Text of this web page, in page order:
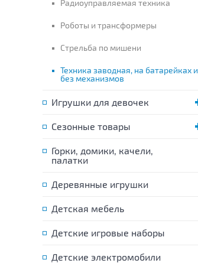
Радиоуправляемая техника
Роботы и трансформеры
Стрельба по мишени
Техника заводная, на батарейках и
без механизмов
Игрушки для девочек
Сезонные товары
Горки, домики, качели,
палатки
Деревянные игрушки
Детская мебель
Детские игровые наборы
Детские электромобили
Игрушка "Трактор
Трудяга" с ковшом
76346 Код: 76347